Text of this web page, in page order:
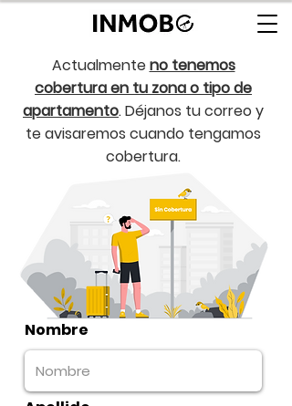
Actualmenteno tenemos
cobertura en tu zona o tipo de
apartamento. Déjanos tu correo y
te avisaremos cuando tengamos
cobertura.
Nombre